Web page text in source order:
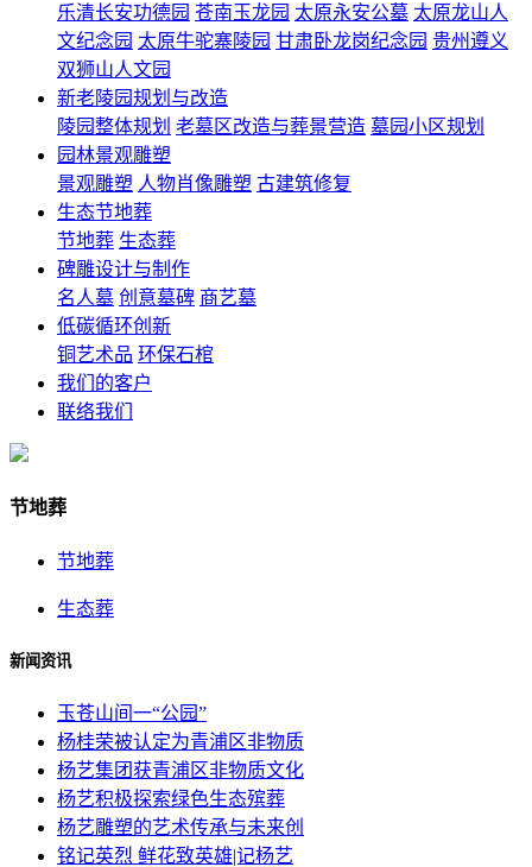
乐清长安功德园 苍南玉龙园 太原永安公墓 太原龙山人
文纪念园 太原牛驼寨陵园 甘肃卧龙岗纪念园 贵州遵义
双狮山人文园
新老陵园规划与改造
陵园整体规划 老墓区改造与葬景营造 墓园小区规划
园林景观雕塑
景观雕塑 人物肖像雕塑 古建筑修复
生态节地葬
节地葬 生态葬
碑雕设计与制作
名人墓 创意墓碑 商艺墓
低碳循环创新
铜艺术品 环保石棺
我们的客户
联络我们
节地葬
节地葬
生态葬
新闻资讯
玉苍山间一“公园”
杨桂荣被认定为青浦区非物质
杨艺集团获青浦区非物质文化
杨艺积极探索绿色生态殡葬
杨艺雕塑的艺术传承与未来创
铭记英烈 鲜花致英雄|记杨艺